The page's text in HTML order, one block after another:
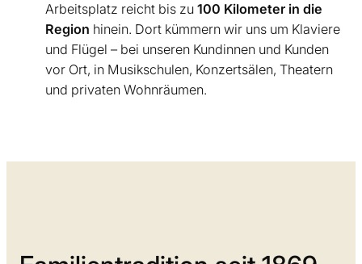
Arbeitsplatz reicht bis zu 100 Kilometer in die
Region hinein. Dort kümmern wir uns um Klaviere
und Flügel – bei unseren Kundinnen und Kunden
vor Ort, in Musikschulen, Konzertsälen, Theatern
und privaten Wohnräumen.